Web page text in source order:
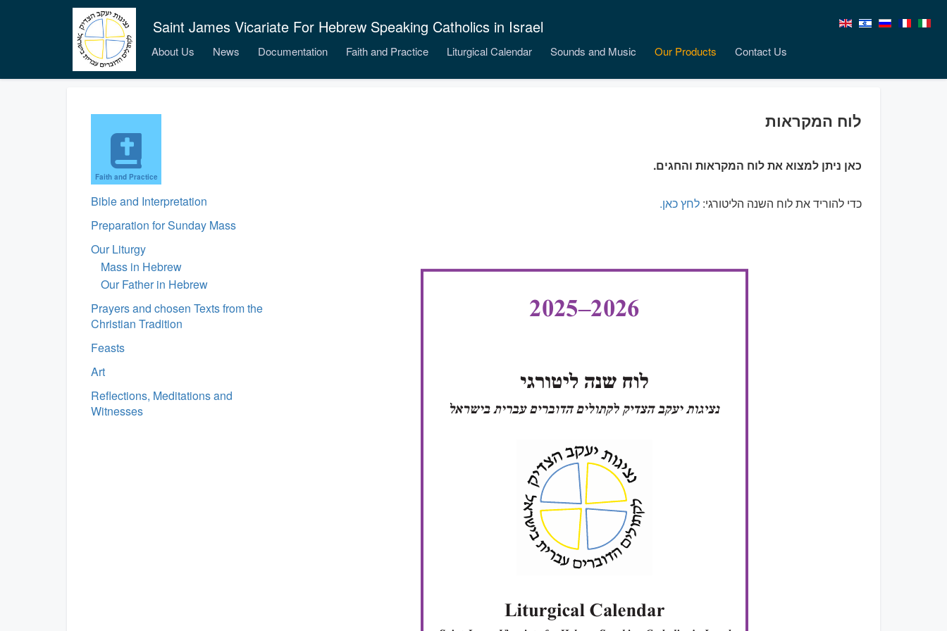
Saint James Vicariate For Hebrew Speaking Catholics in Israel
About Us News Documentation Faith and Practice Liturgical Calendar Sounds and Music Our Products Contact Us
Faith and Practice
Bible and Interpretation
Preparation for Sunday Mass
Our Liturgy
Mass in Hebrew
Our Father in Hebrew
Prayers and chosen Texts from the
Christian Tradition
Feasts
Art
Reflections, Meditations and
Witnesses
לוח המקראות
כאן ניתן למצוא את לוח המקראות והחגים.
כדי להוריד את לוח השנה הליטורגי: לחץ כאן.